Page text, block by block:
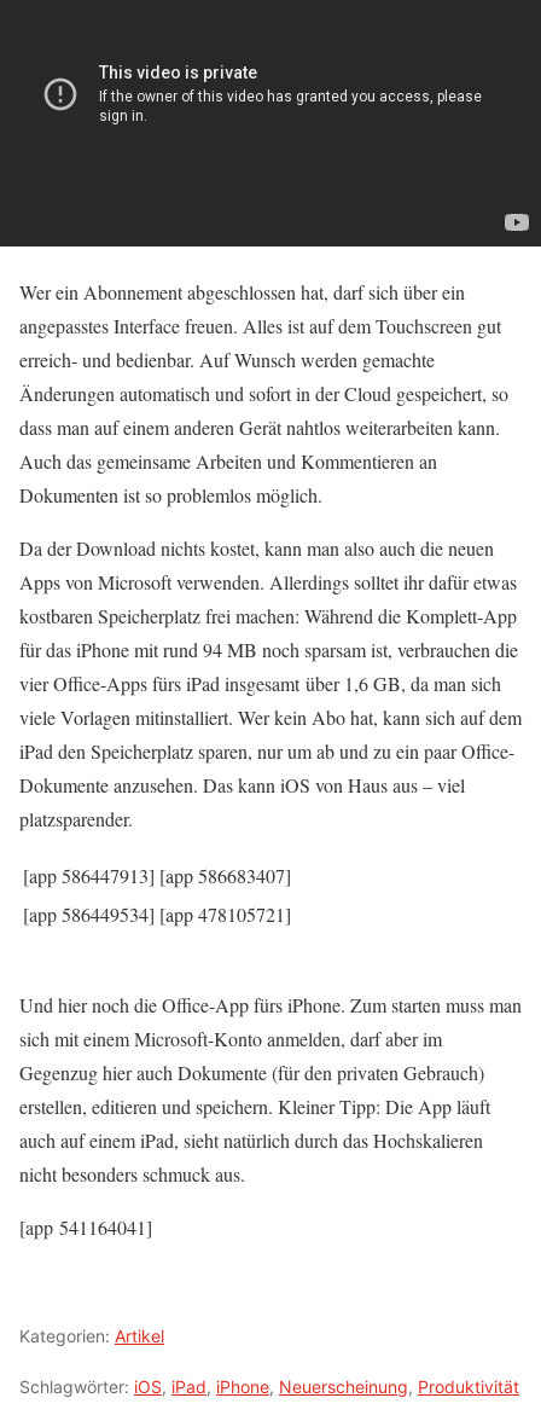
Wer ein Abonnement abgeschlossen hat, darf sich über ein
angepasstes Interface freuen. Alles ist auf dem Touchscreen gut
erreich- und bedienbar. Auf Wunsch werden gemachte
Änderungen automatisch und sofort in der Cloud gespeichert, so
dass man auf einem anderen Gerät nahtlos weiterarbeiten kann.
Auch das gemeinsame Arbeiten und Kommentieren an
Dokumenten ist so problemlos möglich.
Da der Download nichts kostet, kann man also auch die neuen
Apps von Microsoft verwenden. Allerdings solltet ihr dafür etwas
kostbaren Speicherplatz frei machen: Während die Komplett-App
für das iPhone mit rund 94 MB noch sparsam ist, verbrauchen die
vier Office-Apps fürs iPad insgesamtüber 1,6 GB, da man sich
viele Vorlagen mitinstalliert. Wer kein Abo hat, kann sich auf dem
iPad den Speicherplatz sparen, nur um ab und zu ein paar Office-
Dokumente anzusehen. Das kann iOS von Haus aus – viel
platzsparender.
[app 586447913] [app 586683407]
[app 586449534] [app 478105721]
Und hier noch die Office-App fürs iPhone. Zum starten muss man
sich mit einem Microsoft-Konto anmelden, darf aber im
Gegenzug hier auch Dokumente (für den privaten Gebrauch)
erstellen, editieren und speichern. Kleiner Tipp: Die App läuft
auch auf einem iPad, sieht natürlich durch das Hochskalieren
nicht besonders schmuck aus.
[app 541164041]
Kategorien: Artikel
Schlagwörter: iOS, iPad, iPhone, Neuerscheinung, Produktivität